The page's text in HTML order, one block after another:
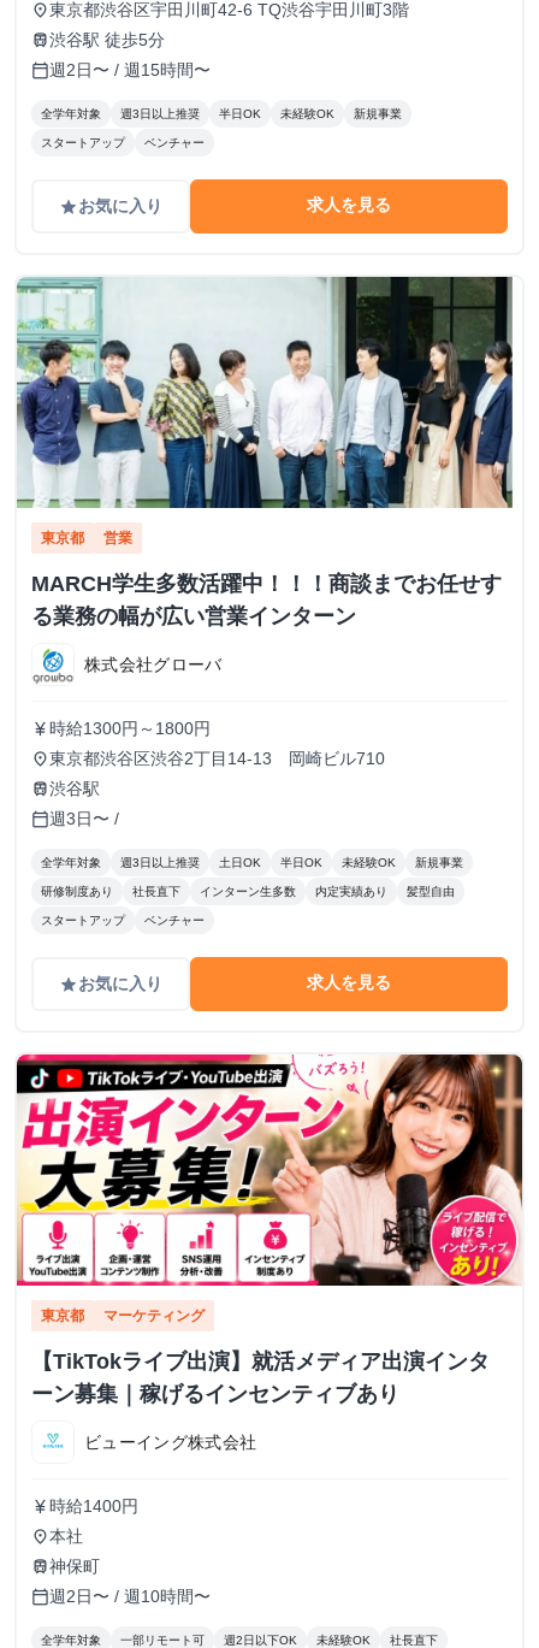
place東京都渋谷区宇田川町42-6 TQ渋谷宇田川町3階
train渋谷駅 徒歩5分
calendar_today週2日〜 / 週15時間〜
全学年対象 週3日以上推奨 半日OK 未経験OK 新規事業
スタートアップ ベンチャー
gradeお気に入り 求人を見る
東京都 営業
MARCH学生多数活躍中！！！商談までお任せす
る業務の幅が広い営業インターン
株式会社グローバ
currency_yen 時給1300円～1800円
place東京都渋谷区渋谷2丁目14-13 岡崎ビル710
train渋谷駅
calendar_today週3日〜 /
全学年対象 週3日以上推奨 土日OK 半日OK 未経験OK 新規事業
研修制度あり 社長直下 インターン生多数 内定実績あり 髪型自由
スタートアップ ベンチャー
gradeお気に入り 求人を見る
東京都 マーケティング
【TikTokライブ出演】就活メディア出演インタ
ーン募集｜稼げるインセンティブあり
ビューイング株式会社
currency_yen 時給1400円
place本社
train神保町
calendar_today週2日〜 / 週10時間〜
全学年対象 一部リモート可 週2日以下OK 未経験OK 社長直下